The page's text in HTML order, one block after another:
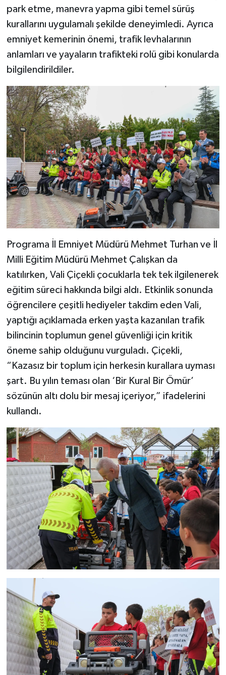
park etme, manevra yapma gibi temel sürüş
kurallarını uygulamalı şekilde deneyimledi. Ayrıca
emniyet kemerinin önemi, trafik levhalarının
anlamları ve yayaların trafikteki rolü gibi konularda
bilgilendirildiler.
Programa İl Emniyet Müdürü Mehmet Turhan ve İl
Milli Eğitim Müdürü Mehmet Çalışkan da
katılırken, Vali Çiçekli çocuklarla tek tek ilgilenerek
eğitim süreci hakkında bilgi aldı. Etkinlik sonunda
öğrencilere çeşitli hediyeler takdim eden Vali,
yaptığı açıklamada erken yaşta kazanılan trafik
bilincinin toplumun genel güvenliği için kritik
öneme sahip olduğunu vurguladı. Çiçekli,
“Kazasız bir toplum için herkesin kurallara uyması
şart. Bu yılın teması olan ‘Bir Kural Bir Ömür’
sözünün altı dolu bir mesaj içeriyor,” ifadelerini
kullandı.